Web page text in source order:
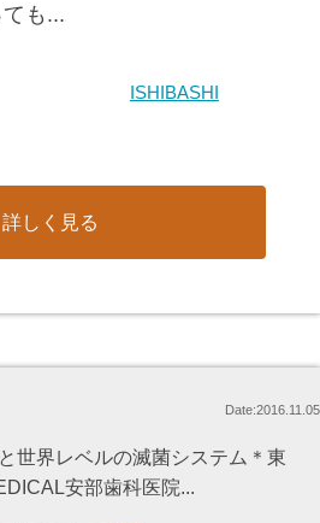
も...
ISHIBASHI
詳しく見る
Date:2016.11.05
世界レベルの滅菌システム＊東
安部歯科医院...